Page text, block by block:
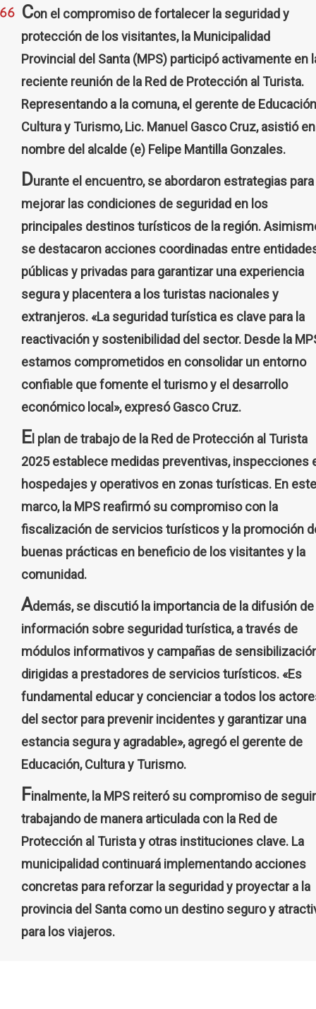
Con el compromiso de fortalecer la seguridad y
protección de los visitantes, la Municipalidad
Provincial del Santa (MPS) participó activamente en
reciente reunión de la Red de Protección al Turista.
Representando a la comuna, el gerente de
Cultura y Turismo, Lic. Manuel Gasco Cruz, asistió en
nombre del alcalde (e) Felipe Mantilla Gonzales.
Durante el encuentro, se abordaron estrategias para
mejorar las condiciones de seguridad en los
principales destinos turísticos de la región.
se destacaron acciones coordinadas entre
públicas y privadas para garantizar una experiencia
segura y placentera a los turistas nacionales y
extranjeros. «La seguridad turística es clave para la
reactivación y sostenibilidad del sector. Desde la
estamos comprometidos en consolidar un entorno
confiable que fomente el turismo y el desarrollo
económico local», expresó Gasco Cruz.
E l plan de trabajo de la Red de Protección al Turista
2025 establece medidas preventivas, inspecciones
hospedajes y operativos en zonas turísticas. En este
marco, la MPS reafirmó su compromiso con la
fiscalización de servicios turísticos y la promoción
buenas prácticas en beneficio de los visitantes y la
comunidad.
Además, se discutió la importancia de la difusión de
información sobre seguridad turística, a través de
módulos informativos y campañas de
dirigidas a prestadores de servicios turísticos. «Es
fundamental educar y concienciar a todos los
del sector para prevenir incidentes y garantizar una
estancia segura y agradable», agregó el gerente de
Educación, Cultura y Turismo.
Finalmente, la MPS reiteró su compromiso de seguir
trabajando de manera articulada con la Red de
Protección al Turista y otras instituciones clave. La
municipalidad continuará implementando acciones
concretas para reforzar la seguridad y proyectar a la
provincia del Santa como un destino seguro y
para los viajeros.